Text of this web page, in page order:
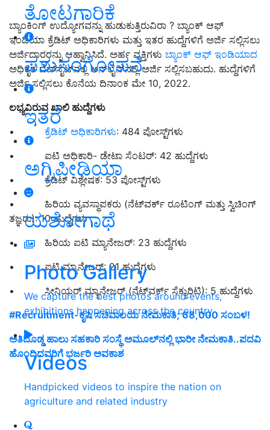
ತೋಟಗಾರಿಕೆ
ಪಶುಸಂಗೋಪನೆ
ಇತರೆ
ಅಗ್ರಿಪೀಡಿಯಾ
ಯಶೋಗಾಥೆ
Photo Gallery
We capture the best photos around events,
exhibitions happening across the country
Videos
Handpicked videos to inspire the nation on
agriculture and related industry
ಬ್ಯಾಂಕಿಂಗ್ ಉದ್ಯೋಗವನ್ನು ಹುಡುಕುತ್ತಿರುವಿರಾ ? ಬ್ಯಾಂಕ್ ಆಫ್
ಇಂಡಿಯಾ ಕ್ರೆಡಿಟ್ ಅಧಿಕಾರಿಗಳು ಮತ್ತು ಇತರ ಹುದ್ದೆಗಳಿಗೆ ಅರ್ಜಿ ಸಲ್ಲಿಸಲು
ಅರ್ಜಿದಾರರನ್ನು ಆಹ್ವಾನಿಸಿದೆ. ಅರ್ಹ ವ್ಯಕ್ತಿಗಳು ಬ್ಯಾಂಕ್ ಆಫ್ ಇಂಡಿಯಾದ
ಅಧಿಕೃತ ವೆಬ್‌ಸೈಟ್‌ನಲ್ಲಿ ಆನ್‌ಲೈನ್‌ನಲ್ಲಿ ಅರ್ಜಿ ಸಲ್ಲಿಸಬಹುದು. ಹುದ್ದೆಗಳಿಗೆ
ಅರ್ಜಿ ಸಲ್ಲಿಸಲು ಕೊನೆಯ ದಿನಾಂಕ ಮೇ 10, 2022.
ಲಭ್ಯವಿರುವ ಖಾಲಿ ಹುದ್ದೆಗಳು
•
ಕ್ರೆಡಿಟ್ ಅಧಿಕಾರಿಗಳು: 484 ಪೋಸ್ಟ್‌ಗಳು
• ಐಟಿ ಅಧಿಕಾರಿ- ಡೇಟಾ ಸೆಂಟರ್: 42 ಹುದ್ದೆಗಳು
• ಕ್ರೆಡಿಟ್ ವಿಶ್ಲೇಷಕ: 53 ಪೋಸ್ಟ್‌ಗಳು
• ಹಿರಿಯ ವ್ಯವಸ್ಥಾಪಕರು (ನೆಟ್‌ವರ್ಕ್ ರೂಟಿಂಗ್ ಮತ್ತು ಸ್ವಿಚಿಂಗ್
ತಜ್ಞರು): 10 ಹುದ್ದೆಗಳು
• ಹಿರಿಯ ಐಟಿ ಮ್ಯಾನೇಜರ್: 23 ಹುದ್ದೆಗಳು
• ಐಟಿ ಮ್ಯಾನೇಜರ್: 21 ಹುದ್ದೆಗಳು
• ಸೀನಿಯರ್ ಮ್ಯಾನೇಜರ್ (ನೆಟ್‌ವರ್ಕ್ ಸೆಕ್ಯುರಿಟಿ): 5 ಹುದ್ದೆಗಳು
#Recruitment-ಕೃಷಿ ಸಚಿವಾಲಯ ನೇಮಕಾತಿ; 68,000 ಸಂಬಳ!
ಅತಿದೊಡ್ಡ ಹಾಲು ಸಹಕಾರಿ ಸಂಸ್ಥೆ ಅಮೂಲ್‌ನಲ್ಲಿ ಭಾರೀ ನೇಮಕಾತಿ..ಪದವಿ
ಹೊಂದಿದವರಿಗೆ ಭರ್ಜರಿ ಅವಕಾಶ